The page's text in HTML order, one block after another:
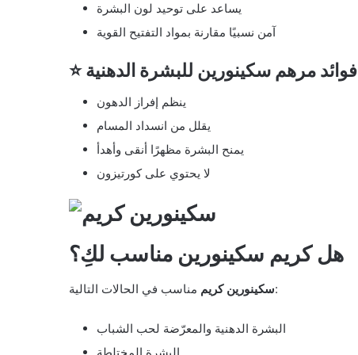
يساعد على توحيد لون البشرة
آمن نسبيًا مقارنة بمواد التفتيح القوية
⭐ فوائد مرهم سكينورين للبشرة الدهنية
ينظم إفراز الدهون
يقلل من انسداد المسام
يمنح البشرة مظهرًا أنقى وأهدأ
لا يحتوي على كورتيزون
هل كريم سكينورين مناسب لكِ؟
سكينورين كريممناسب في الحالات التالية:
البشرة الدهنية والمعرّضة لحب الشباب